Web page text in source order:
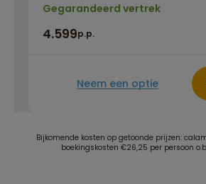
Gegarandeerd vertrek
4.599p.p.
Neem een optie
Bijkomende kosten op getoonde prijzen:
boekingskosten €26,25 per persoon